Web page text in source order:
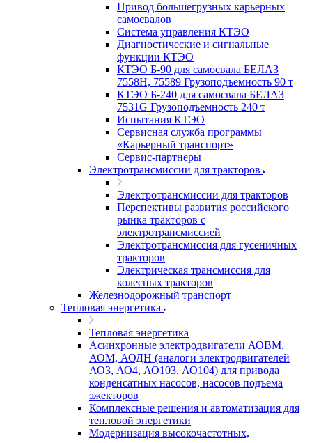
Привод большегрузных карьерных
самосвалов
Система управления КТЭО
Диагностические и сигнальные
функции КТЭО
КТЭО Б-90 для самосвала БЕЛАЗ
7558H, 75589 Грузоподъемность 90 т
КТЭО Б-240 для самосвала БЕЛАЗ
7531G Грузоподъемность 240 т
Испытания КТЭО
Сервисная служба программы
«Карьерный транспорт»
Сервис-партнеры
Электротрансмиссии для тракторов
Электротрансмиссии для тракторов
Перспективы развития российского
рынка тракторов с
электротрансмиссией
Электротрансмиссия для гусеничных
тракторов
Электрическая трансмиссия для
колесных тракторов
Железнодорожный транспорт
Тепловая энергетика
Тепловая энергетика
Асинхронные электродвигатели АОВМ,
АОМ, АОДН (аналоги электродвигателей
АО3, АО4, АО103, АО104) для привода
конденсатных насосов, насосов подъема
эжекторов
Комплексные решения и автоматизация для
тепловой энергетики
Модернизация высокочастотных,